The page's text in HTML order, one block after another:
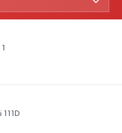
111D